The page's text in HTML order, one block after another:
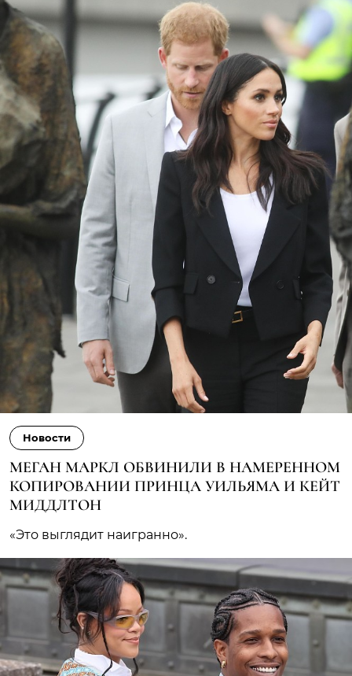
Новости
МЕГАН МАРКЛ ОБВИНИЛИ В НАМЕРЕННОМ
КОПИРОВАНИИ ПРИНЦА УИЛЬЯМА И КЕЙТ
МИДДЛТОН
«Это выглядит наигранно».